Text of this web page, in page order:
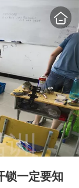
锁一定要知